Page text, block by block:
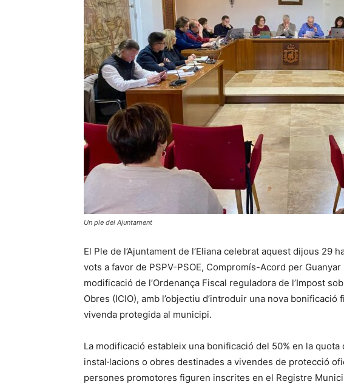
Un ple del Ajuntament
El Ple de l’Ajuntament de l’Eliana celebrat aquest dijous 29
vots a favor de PSPV-PSOE, Compromís-Acord per
modificació de l’Ordenança Fiscal reguladora de l’Impost
Obres (ICIO), amb l’objectiu d’introduir una nova
vivenda protegida al municipi.
La modificació estableix una bonificació del 50% en la
instal·lacions o obres destinades a vivendes de protecció
persones promotores figuren inscrites en el Registre